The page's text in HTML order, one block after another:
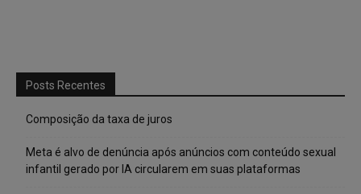
Posts Recentes
Composição da taxa de juros
Meta é alvo de denúncia após anúncios com conteúdo sexual
infantil gerado por IA circularem em suas plataformas